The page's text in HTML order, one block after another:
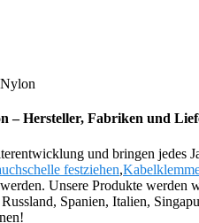
– Hersteller, Fabriken und
und bringen jedes
festziehen,
Unsere Produkte
Spanien, Italien,